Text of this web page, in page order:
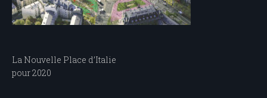
Navigation
de
La Nouvelle Place d’Italie
pour 2020